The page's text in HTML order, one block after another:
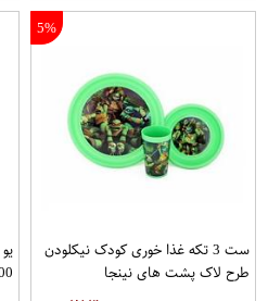
5%
ست 3 تکه غذا خوری کودک نیکلودن
طرح لاک پشت های نینجا